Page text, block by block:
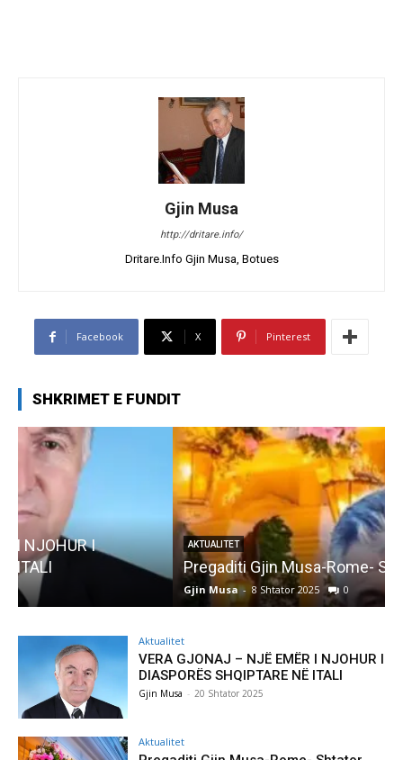
Gjin Musa
http://dritare.info/
Dritare.Info Gjin Musa, Botues
Facebook X Pinterest
SHKRIMET E FUNDIT
AKTUALITET
Pregaditi Gjin Musa-Rome- Shtator 2025
Gjin Musa 0
Aktualitet
VERA GJONAJ – NJË EMËR I NJOHUR I
DIASPORËS SHQIPTARE NË ITALI
Gjin Musa - 20 Shtator 2025
Aktualitet